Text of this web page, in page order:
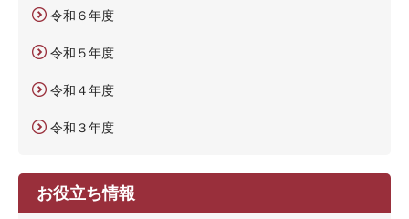
令和６年度
令和５年度
令和４年度
令和３年度
お役立ち情報